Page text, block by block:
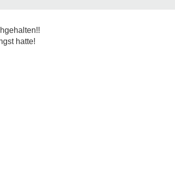
hatte!